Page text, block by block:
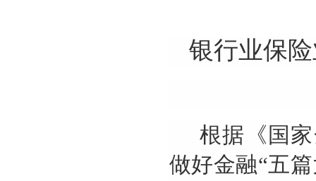
银行业保
根据《 国
做好金融“五